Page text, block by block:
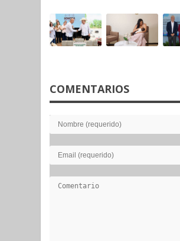
COMENTARIOS